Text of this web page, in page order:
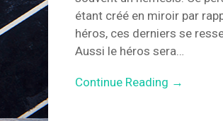
étant créé en miroir par
héros, ces derniers se
Aussi le héros sera…
Continue Reading →